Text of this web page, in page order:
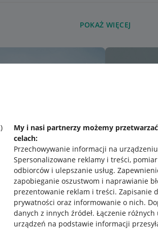
My i nasi partnerzy możemy
celach:
Przechowywanie informacji na
Spersonalizowane reklamy i treści,
odbiorców i ulepszanie usług.
zapobieganie oszustwom i naprawianie
prezentowanie reklam i treści. Zapisanie
prywatności oraz informowanie o nich.
danych z innych źródeł. Łączenie różnych
urządzeń na podstawie informacji
POKAŻ WIĘCEJ